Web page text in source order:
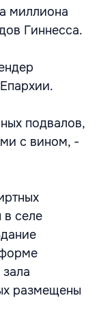
миллиона
Гиннесса.
подвалов,
с вином, -
в селе
размещены